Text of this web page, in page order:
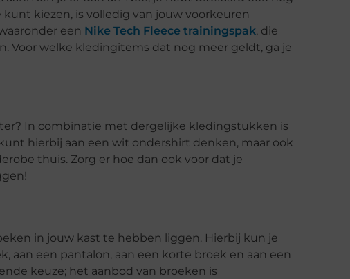
kiezen, is volledig van jouw voorkeuren
een Nike Tech Fleece trainingspak, die
Voor welke kledingitems dat nog meer geldt, ga je
In combinatie met dergelijke kledingstukken is
hierbij aan een wit ondershirt denken, maar ook
thuis. Zorg er hoe dan ook voor dat je
in jouw kast te hebben liggen. Hierbij kun je
aan een pantalon, aan een korte broek en aan een
keuze; het aanbod van broeken is